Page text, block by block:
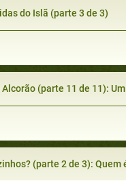
do Islã (parte 3 de 3)
(parte 11 de 11): Um Desafio
(parte 2 de 3): Quem